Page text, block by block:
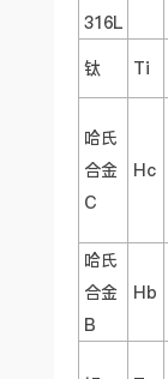
316L
钛
Ti
哈氏
合金
C
Hc
哈氏
合金
B
Hb